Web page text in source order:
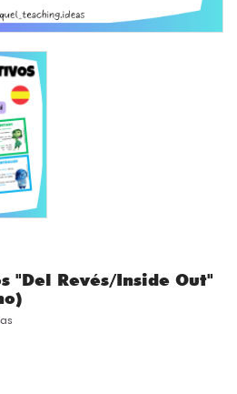
"Del Revés/Inside Out"